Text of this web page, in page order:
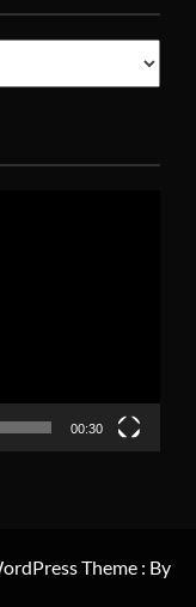
00:30
Theme : By